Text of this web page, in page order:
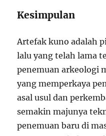
Kesimpulan
Artefak kuno adalah
lalu yang telah lama
penemuan arkeologi
yang memperkaya
asal usul dan
semakin majunya
penemuan baru di